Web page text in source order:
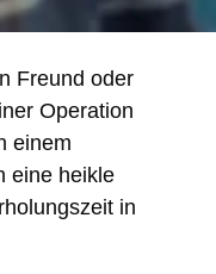
Freund oder
Operation
einem
eine heikle
in